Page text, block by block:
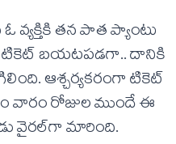
వ్యక్తికి తన పాత ప్యాంటు
బయటపడగా.. దానికి
ఆశ్చర్యకరంగా టికెట్
వారం రోజుల ముందే ఈ
వైరల్‌గా మారింది.